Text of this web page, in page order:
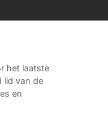
waarborgt
het laatste
lid van de
en